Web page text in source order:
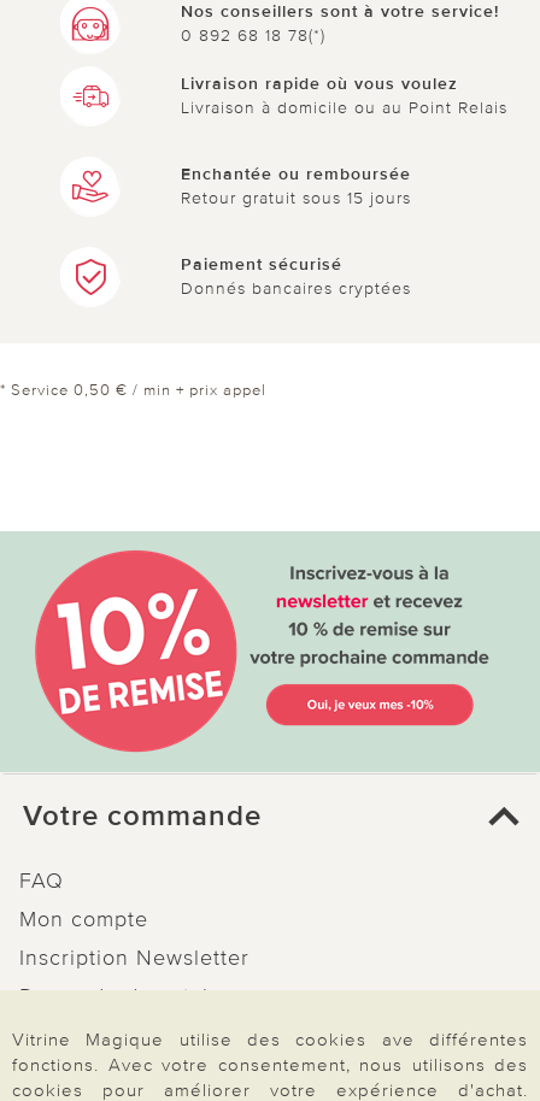
Nos conseillers sont à votre service!
0 892 68 18 78(*)
Livraison rapide où vous voulez
Livraison à domicile ou au Point Relais
Enchantée ou remboursée
Retour gratuit sous 15 jours
Paiement sécurisé
Donnés bancaires cryptées
* Service 0,50 € / min + prix appel
Votre commande
FAQ
Mon compte
Inscription Newsletter
Demande de catalogue
Données personnelles
Droit de rétractation
Vitrine Magique utilise des cookies ave différentes
fonctions. Avec votre consentement, nous utilisons des
cookies pour améliorer votre expérience d'achat.